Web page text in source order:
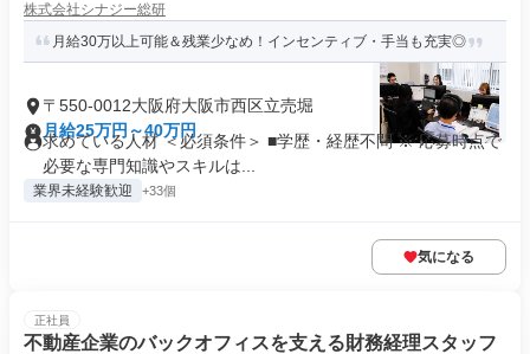
株式会社シナジー総研
月給30万以上可能＆残業少なめ！インセンティブ・手当も充実◎
〒550-0012大阪府大阪市西区立売堀
月給25万円～40万円
求めている人材 ＜必須条件＞ ■学歴・経歴不問 ※ 応募時点で
必要な専門知識やスキルは...
業界未経験歓迎 +33個
気になる
正社員
不動産企業のバックオフィスを支える財務経理スタッフ